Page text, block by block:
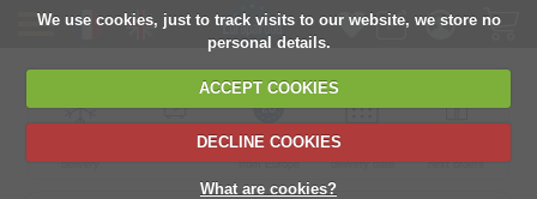
We use cookies, just to track visits to our website, we store no
personal details.
ACCEPT COOKIES
DECLINE COOKIES
What are cookies?
delivery
6,000+ products
Direct import
from Europe
Choose your
delivery date
next orders